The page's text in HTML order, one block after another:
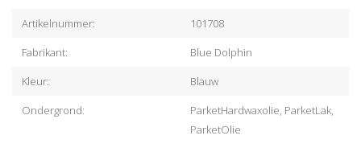
Artikelnummer:
101708
Fabrikant:
Blue Dolphin
Kleur:
Blauw
Ondergrond:
ParketHardwaxolie, ParketLak,
ParketOlie